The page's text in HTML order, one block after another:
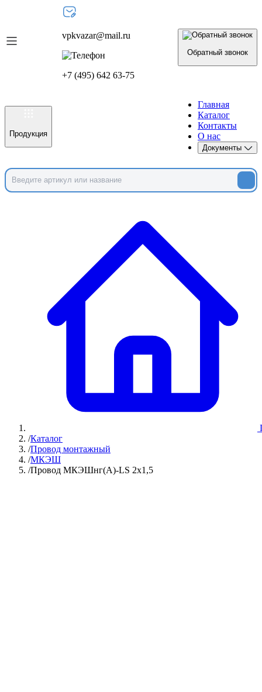
vpkvazar@mail.ru
+7 (495) 642 63-75
Обратный звонок
Продукция
Главная
Каталог
Контакты
О нас
Документы
/Каталог
/Провод монтажный
/МКЭШ
/Провод МКЭШнг(А)-LS 2х1,5